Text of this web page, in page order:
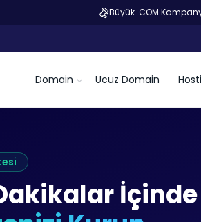
Büyük .COM
Domain Ucuz Domain
İçinde